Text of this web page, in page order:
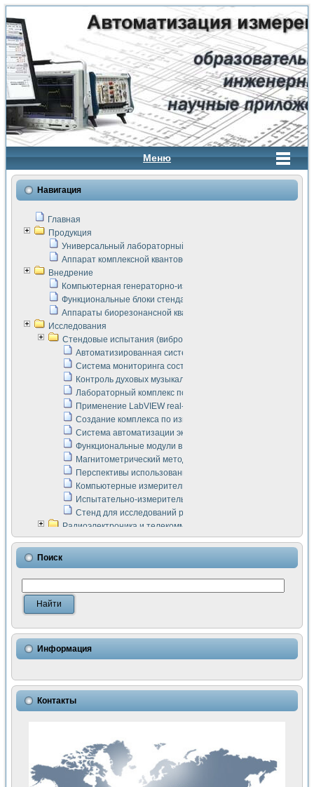
Меню
Навигация
Главная
Продукция
Универсальный лабораторный стенд "Сигнал-USB"
Аппарат комплексной квантовой терапии Интроскан
Внедрение
Компьютерная генераторно-измерительная система
Функциональные блоки стенда "Сигнал-USB"
Аппараты биорезонансной квантовой терапии серии СКАН
Исследования
Стендовые испытания (виброакустика, тензометрия и т.п.)
Автоматизированная система измерения параметров
Система мониторинга состояния тяговых
Контроль духовых музыкальных инструментов
Лабораторный комплекс по исследованию элементной
Применение LabVIEW real-time module для
Создание комплекса по измерению скорости подвижного
Система автоматизации экспериментальных
Функциональные модули в стандарте Nl SCXI для
Магнитометрический метод в дефектоскопии сварных
Перспективы использования машинного зрения в
Компьютерные измерительные системы для
Испытательно-измерительный комплекс аппаратуры для
Стенд для исследований рабочих процессов ДВС в
Радиоэлектроника и телекоммуникации
LabVIEW в расчетах радиолиний систем передачи данных
Аппаратно-программный комплекс для исследования
Виртуальный лабораторный стенд для исследования
Измерение шумовых параметров операционных
Измерительный преобразователь на основе цифровой
Использование NI LabVIEW для математического
Исследовние возможности создания измерителя ВАХ
Математическое моделирование генератора сигналов -
Применение осциллографического модуля с высоким
Симуляция отклика импульсного радиолокационного
Автоматизация формирования уравнений состояния для
Разработка автоматизированного стенда для измерения
Применение среды LabVIEW для построения картины
Портативная система для определения показателей
Использование LabVIEW для управления источником
Поиск
Информация
Контакты